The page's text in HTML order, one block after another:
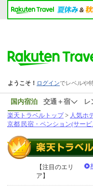
国内宿泊 交通＋宿 レ
楽天トラベルトップ> 人気ホ
京都 民宿・ペンション(サー
【注目のエリ
ア】